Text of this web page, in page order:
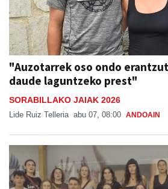
"Auzotarrek oso ondo
daude laguntzeko prest"
SORABILLAKO JAIAK 2026
Lide Ruiz Telleria abu 07, 08:00 ANDOAIN